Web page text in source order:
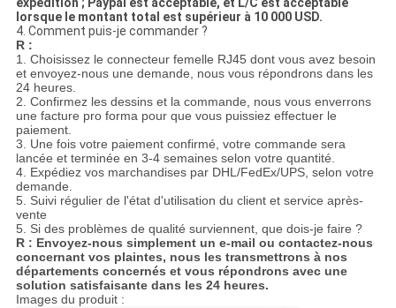
lorsque le montant total est supérieur à 10 000 USD.
4. Comment puis-je commander ?
R :
1. Choisissez le connecteur femelle RJ45 dont vous avez besoin
et envoyez-nous une demande, nous vous répondrons dans les
24 heures.
2. Confirmez les dessins et la commande, nous vous enverrons
une facture pro forma pour que vous puissiez effectuer le
paiement.
3. Une fois votre paiement confirmé, votre commande sera
lancée et terminée en 3-4 semaines selon votre quantité.
4. Expédiez vos marchandises par DHL/FedEx/UPS, selon votre
demande.
5. Suivi régulier de l'état d'utilisation du client et service après-
vente
5. Si des problèmes de qualité surviennent, que dois-je faire ?
R : Envoyez-nous simplement un e-mail ou contactez-nous
concernant vos plaintes, nous les transmettrons à nos
départements concernés et vous répondrons avec une
solution satisfaisante dans les 24 heures.
Images du produit :